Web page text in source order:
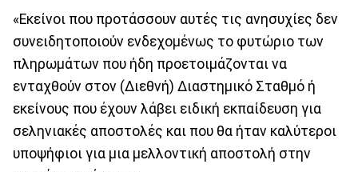
«Εκείνοι που προτάσσουν αυτές τις ανησυχίες δεν
συνειδητοποιούν ενδεχομένως το φυτώριο των
πληρωμάτων που ήδη προετοιμάζονται να
ενταχθούν στον (Διεθνή) Διαστημικό Σταθμό ή
εκείνους που έχουν λάβει ειδική εκπαίδευση για
σεληνιακές αποστολές και που θα ήταν καλύτεροι
υποψήφιοι για μια μελλοντική αποστολή στην